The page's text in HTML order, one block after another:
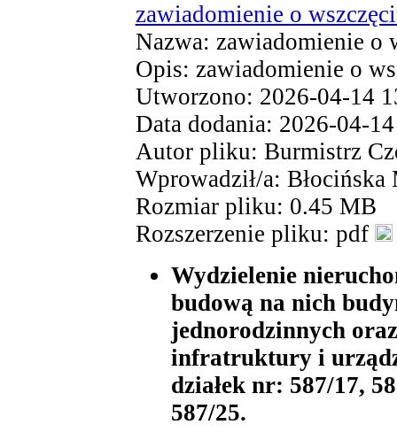
zawiadomienie o
Nazwa: zawiadomienie o
Opis: zawiadomienie o
Utworzono: 2026-04-14
Data dodania: 2026-04-
Autor pliku: Burmistrz
Wprowadził/a: Błocińska
Rozmiar pliku: 0.45 MB
Rozszerzenie pliku: pdf
Wydzielenie
budową na nich
jednorodzinnych
infratruktury i
działek nr: 587/17,
587/25.